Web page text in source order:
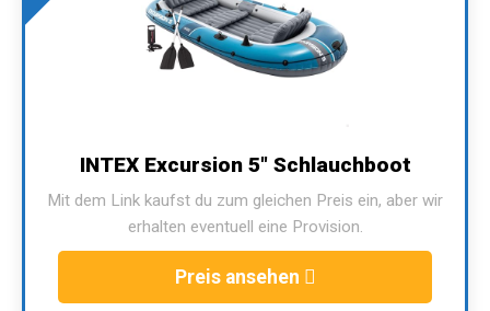
INTEX Excursion 5" Schlauchboot
Mit dem Link kaufst du zum gleichen Preis ein, aber wir
erhalten eventuell eine Provision.
Preis ansehen